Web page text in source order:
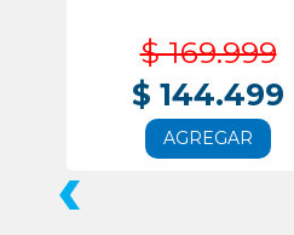
$ 169.999
$ 144.499
AGREGAR
‹